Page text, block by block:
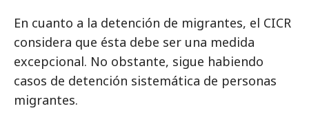
En cuanto a la detención de migrantes, el CICR
considera que ésta debe ser una medida
excepcional. No obstante, sigue habiendo
casos de detención sistemática de personas
migrantes.